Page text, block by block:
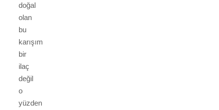
doğal
olan
bu
karışım
bir
ilaç
değil
o
yüzden